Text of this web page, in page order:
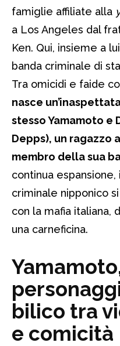
famiglie affiliate alla
a Los Angeles dal
Ken. Qui, insieme a
banda criminale di
Tra omicidi e faide
nasce
stesso Yamamoto e
Depps), un ragazzo
membro della sua
continua espansione,
criminale nipponico
con la mafia italiana,
una carneficina.
bilico tra
e comicità